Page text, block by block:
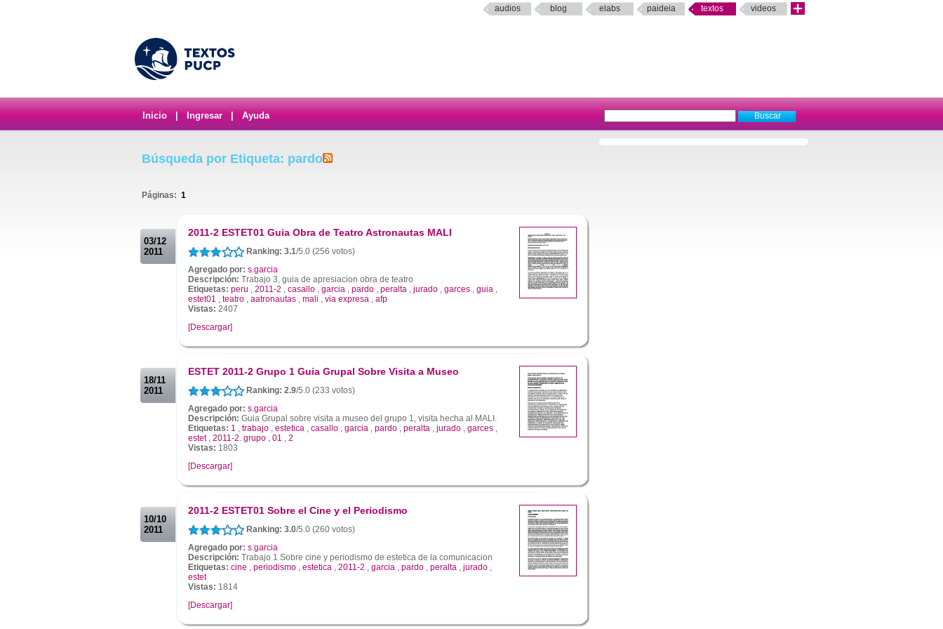
audios blog elabs paideia textos videos
Inicio Ingresar Ayuda
Búsqueda por Etiqueta: pardo
Páginas: 1
03/12
2011
2011-2 ESTET01 Guia Obra de Teatro Astronautas MALI
Ranking: 3.1/5.0 (256 votos)
Agregado por: s.garcia
Descripción: Trabajo 3, guia de apresiacion obra de teatro
Etiquetas: peru , 2011-2 , casallo , garcia , pardo , peralta , jurado , garces , guia ,
estet01 , teatro , aatronautas , mali , via expresa , afp
Vistas: 2407
[Descargar]
18/11
2011
ESTET 2011-2 Grupo 1 Guia Grupal Sobre Visita a Museo
Ranking: 2.9/5.0 (233 votos)
Agregado por: s.garcia
Descripción: Guia Grupal sobre visita a museo del grupo 1, visita hecha al MALI.
Etiquetas: 1 , trabajo , estetica , casallo , garcia , pardo , peralta , jurado , garces ,
estet, 2011-2. grupo , 01 , 2
Vistas: 1803
[Descargar]
10/10
2011
2011-2 ESTET01 Sobre el Cine y el Periodismo
Ranking: 3.0/5.0 (260 votos)
Agregado por: s.garcia
Descripción: Trabajo 1 Sobre cine y periodismo de estetica de la comunicacion
Etiquetas: cine , periodismo , estetica , 2011-2 , garcia , pardo , peralta , jurado ,
estet
Vistas: 1814
[Descargar]